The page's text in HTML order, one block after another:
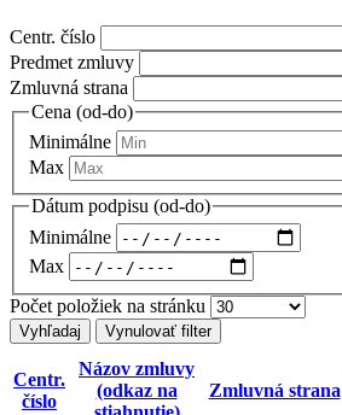
Centr. číslo
Predmet zmluvy
Zmluvná strana
Cena (od-do)
Minimálne
Max
Dátum podpisu (od-do)
Minimálne
Max
Počet položiek na stránku
Centr.
číslo
Názov zmluvy
(odkaz na
Zmluvná strana